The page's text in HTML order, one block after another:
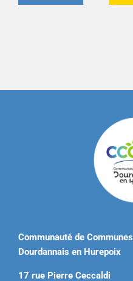
Communauté de Communes
Dourdannais en Hurepoix
17 rue Pierre Ceccaldi